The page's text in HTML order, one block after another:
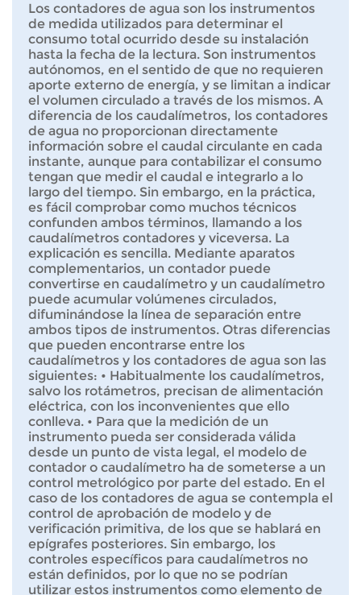
Los contadores de agua son los instrumentos
de medida utilizados para determinar el
consumo total ocurrido desde su instalación
hasta la fecha de la lectura. Son instrumentos
autónomos, en el sentido de que no requieren
aporte externo de energía, y se limitan a indicar
el volumen circulado a través de los mismos. A
diferencia de los caudalímetros, los contadores
de agua no proporcionan directamente
información sobre el caudal circulante en cada
instante, aunque para contabilizar el consumo
tengan que medir el caudal e integrarlo a lo
largo del tiempo. Sin embargo, en la práctica,
es fácil comprobar como muchos técnicos
confunden ambos términos, llamando a los
caudalímetros contadores y viceversa. La
explicación es sencilla. Mediante aparatos
complementarios, un contador puede
convertirse en caudalímetro y un caudalímetro
puede acumular volúmenes circulados,
difuminándose la línea de separación entre
ambos tipos de instrumentos. Otras diferencias
que pueden encontrarse entre los
caudalímetros y los contadores de agua son las
siguientes: • Habitualmente los caudalímetros,
salvo los rotámetros, precisan de alimentación
eléctrica, con los inconvenientes que ello
conlleva. • Para que la medición de un
instrumento pueda ser considerada válida
desde un punto de vista legal, el modelo de
contador o caudalímetro ha de someterse a un
control metrológico por parte del estado. En el
caso de los contadores de agua se contempla el
control de aprobación de modelo y de
verificación primitiva, de los que se hablará en
epígrafes posteriores. Sin embargo, los
controles específicos para caudalímetros no
están definidos, por lo que no se podrían
utilizar estos instrumentos como elemento de